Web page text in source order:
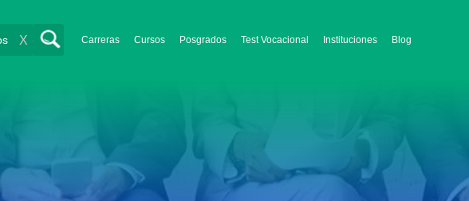
Carreras Cursos Posgrados Test Vocacional Instituciones Blog
X